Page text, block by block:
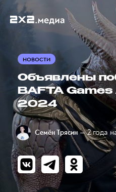
НОВОСТИ
Объявлены
BAFTA
2024
Семён Трясин — 2 года